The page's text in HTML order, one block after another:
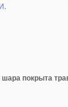
.
покрыта